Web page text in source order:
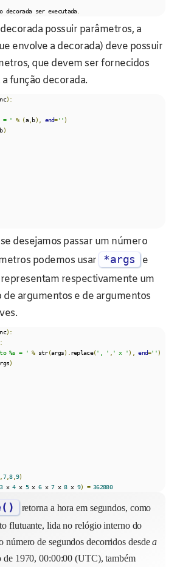
o decorada ser executada.
possuir parâmetros, a
envolve a decorada) deve possuir
que devem ser fornecidos
função decorada.
):
= ' % (a, b), end='' )
b)
desejamos passar um número
podemos usar
*args e
representam respectivamente um
argumentos e de argumentos
):
%s = ' % str(args). replace(', ' ' x ' ), end='' )
)
7,8, 9)
3 x 4 x 5 x 6 x 7 x 8 x 9) = 362880
retorna a hora em segundos, como
flutuante, lida no relógio interno do
número de segundos decorridos desdea
de 1970, 00:00:00 (UTC), também